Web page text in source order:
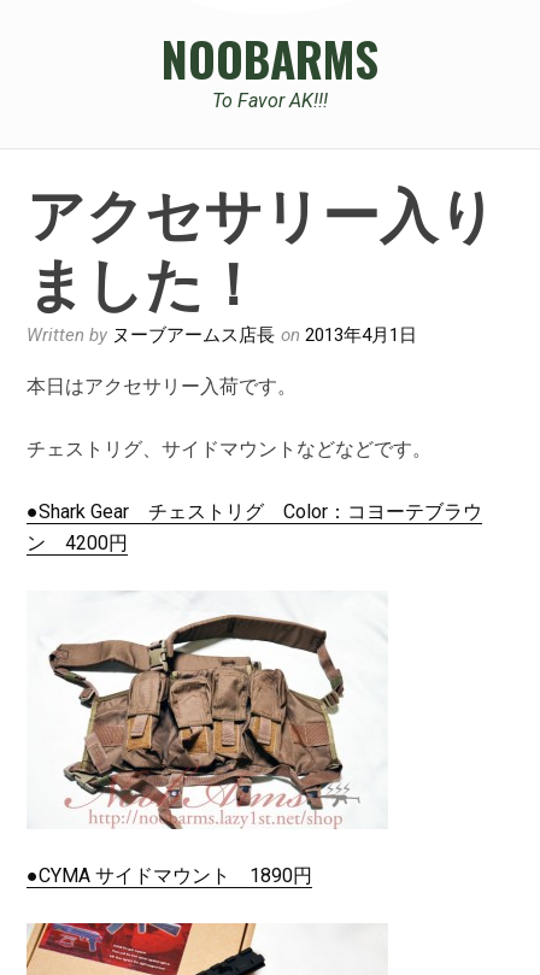
NOOBARMS
To Favor AK!!!
アクセサリー入り
ました！
Written by ヌーブアームス店長 on2013年4月1日
本日はアクセサリー入荷です。
チェストリグ、サイドマウントなどなどです。
●Shark Gear チェストリグ Color：コヨーテブラウ
ン 4200円
●CYMA サイドマウント 1890円